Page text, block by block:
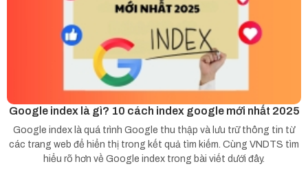
Google index là gì? 10 cách index google mới nhất 2025
Google index là quá trình Google thu thập và lưu trữ thông tin từ
các trang web để hiển thị trong kết quả tìm kiếm. Cùng VNDTS tìm
hiểu rõ hơn về Google index trong bài viết dưới đây.